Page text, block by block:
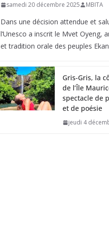
samedi 20 décembre 2025 MBITA
Dans une décision attendue et
l’Unesco a inscrit le Mvet Oyeng,
et tradition orale des peuples
Gris-Gris, la
de l’Île
spectacle de
et de poésie
jeudi 4